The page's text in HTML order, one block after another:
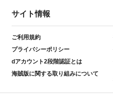
サイト情報
ご利用規約
プライバシーポリシー
dアカウント2段階認証とは
海賊版に関する取り組みについて